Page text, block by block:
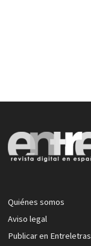
Quiénes somos
Aviso legal
Publicar en Entreletras